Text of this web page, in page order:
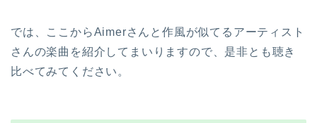
では、ここからAimerさんと作風が似てるアーティスト
さんの楽曲を紹介してまいりますので、是非とも聴き
比べてみてください。